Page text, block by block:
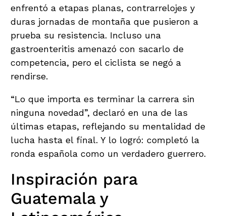
enfrentó a etapas planas, contrarrelojes y
duras jornadas de montaña que pusieron a
prueba su resistencia. Incluso una
gastroenteritis amenazó con sacarlo de
competencia, pero el ciclista se negó a
rendirse.
“Lo que importa es terminar la carrera sin
ninguna novedad”, declaró en una de las
últimas etapas, reflejando su mentalidad de
lucha hasta el final. Y lo logró: completó la
ronda española como un verdadero guerrero.
Inspiración para
Guatemala y